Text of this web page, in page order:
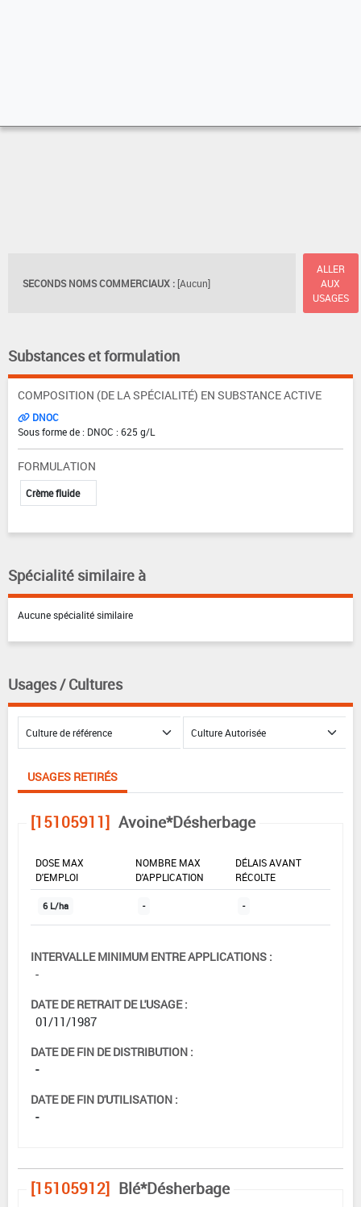
SECONDS NOMS COMMERCIAUX : [Aucun]
ALLER
AUX
USAGES
Substances et formulation
COMPOSITION (DE LA SPÉCIALITÉ) EN SUBSTANCE ACTIVE
DNOC
Sous forme de : DNOC : 625 g/L
FORMULATION
Crème fluide
Spécialité similaire à
Aucune spécialité similaire
Usages / Cultures
USAGES RETIRÉS
[15105911] Avoine*Désherbage
DOSE MAX
D'EMPLOI
NOMBRE MAX
D'APPLICATION
DÉLAIS AVANT
RÉCOLTE
6 L/ha - -
INTERVALLE MINIMUM ENTRE APPLICATIONS :
-
DATE DE RETRAIT DE L'USAGE :
01/11/1987
DATE DE FIN DE DISTRIBUTION :
-
DATE DE FIN D'UTILISATION :
-
[15105912] Blé*Désherbage